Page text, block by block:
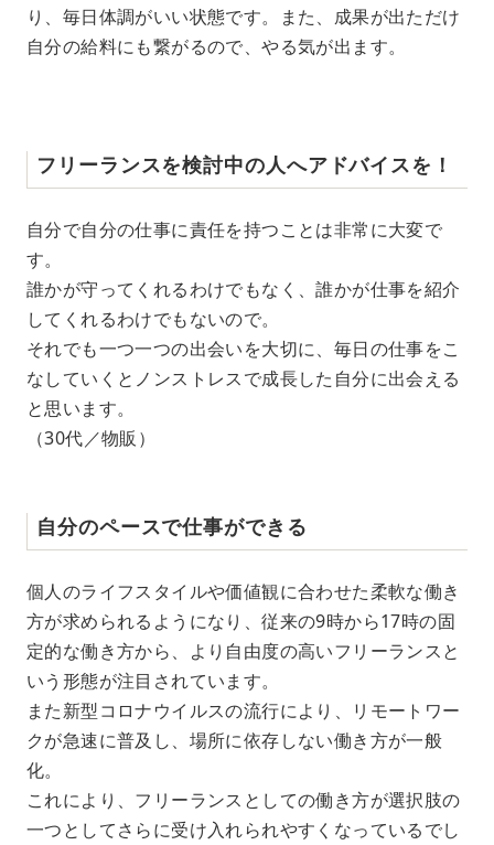
り、毎日体調がいい状態です。また、成果が出ただけ
自分の給料にも繋がるので、やる気が出ます。
フリーランスを検討中の人へアドバイスを！
自分で自分の仕事に責任を持つことは非常に大変で
す。
誰かが守ってくれるわけでもなく、誰かが仕事を紹介
してくれるわけでもないので。
それでも一つ一つの出会いを大切に、毎日の仕事をこ
なしていくとノンストレスで成長した自分に出会える
と思います。
（30代／物販）
自分のペースで仕事ができる
個人のライフスタイルや価値観に合わせた柔軟な働き
方が求められるようになり、従来の9時から17時の固
定的な働き方から、より自由度の高いフリーランスと
いう形態が注目されています。
また新型コロナウイルスの流行により、リモートワー
クが急速に普及し、場所に依存しない働き方が一般
化。
これにより、フリーランスとしての働き方が選択肢の
一つとしてさらに受け入れられやすくなっているでし